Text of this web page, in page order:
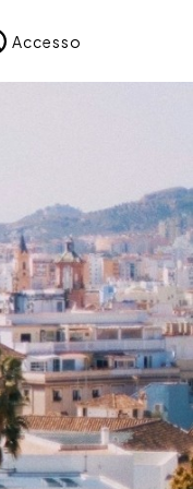
Accesso